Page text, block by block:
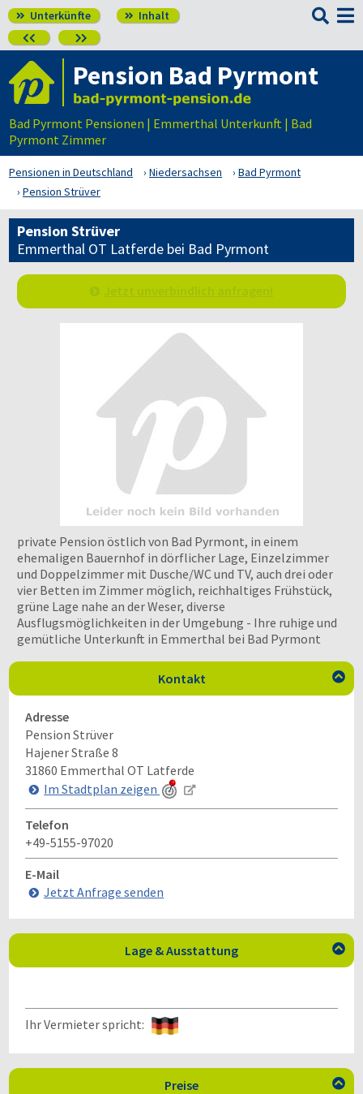
 Unterkünfte  Inhalt
 

Pension Bad Pyrmont
Bad Pyrmont Pensionen | Emmerthal Unterkunft | Bad
Pyrmont Zimmer
Pensionen in Deutschland Niedersachsen
Bad Pyrmont
Pension Strüver
Pension Strüver
Emmerthal OT Latferde bei Bad Pyrmont
private Pension östlich von Bad Pyrmont, in einem
ehemaligen Bauernhof in dörflicher Lage, Einzelzimmer
und Doppelzimmer mit Dusche/WC und TV, auch drei oder
vier Betten im Zimmer möglich, reichhaltiges Frühstück,
grüne Lage nahe an der Weser, diverse
Ausflugsmöglichkeiten in der Umgebung - Ihre ruhige und
gemütliche Unterkunft in Emmerthal bei Bad Pyrmont
Kontakt 
Adresse
Pension Strüver
Hajener Straße 8
31860 Emmerthal OT Latferde
Im Stadtplan zeigen
Telefon
+49-5155-97020
E-Mail
Jetzt Anfrage senden
Lage & Ausstattung 
Ihr Vermieter spricht:
Preise 